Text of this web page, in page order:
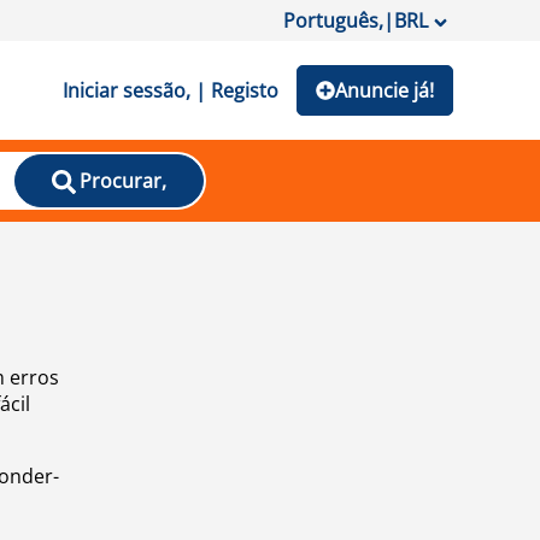
Português,|BRL
Iniciar sessão, | Registo Anuncie já!
Procurar,
erros